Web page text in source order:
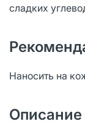
сладких
Наносить на
Описание